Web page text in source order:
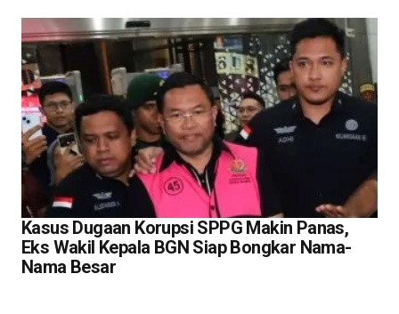
Kasus Dugaan Korupsi SPPG Makin Panas,
Eks Wakil Kepala BGN Siap Bongkar Nama-
Nama Besar